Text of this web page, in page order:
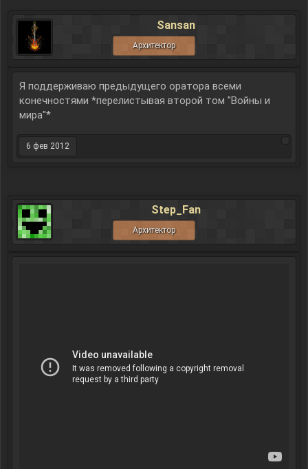
Sansan
Архитектор
Я поддерживаю предыдущего оратора всеми
конечностями *перелистывая второй том "Войны и
мира"*
6 фев 2012
Step_Fan
Архитектор